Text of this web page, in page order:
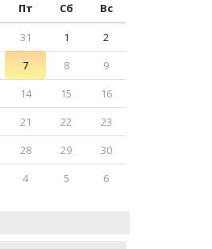
Пт Сб
Вс
31 1
2
7 8
9
14 15
16
21 22
23
28 29
30
4 5 6